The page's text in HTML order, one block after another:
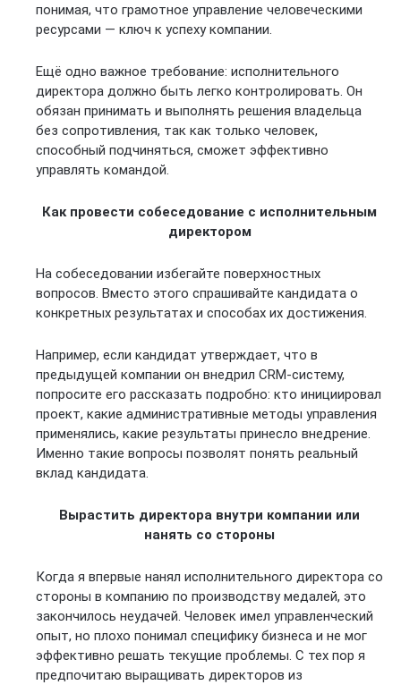
понимая, что грамотное управление человеческими
ресурсами — ключ к успеху компании.
Ещё одно важное требование: исполнительного
директора должно быть легко контролировать. Он
обязан принимать и выполнять решения владельца
без сопротивления, так как только человек,
способный подчиняться, сможет эффективно
управлять командой.
Как провести собеседование с исполнительным
директором
На собеседовании избегайте поверхностных
вопросов. Вместо этого спрашивайте кандидата о
конкретных результатах и способах их достижения.
Например, если кандидат утверждает, что в
предыдущей компании он внедрил CRM-систему,
попросите его рассказать подробно: кто инициировал
проект, какие административные методы управления
применялись, какие результаты принесло внедрение.
Именно такие вопросы позволят понять реальный
вклад кандидата.
Вырастить директора внутри компании или
нанять со стороны
Когда я впервые нанял исполнительного директора со
стороны в компанию по производству медалей, это
закончилось неудачей. Человек имел управленческий
опыт, но плохо понимал специфику бизнеса и не мог
эффективно решать текущие проблемы. С тех пор я
предпочитаю выращивать директоров из